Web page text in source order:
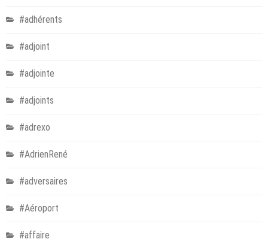
#adhérents
#adjoint
#adjointe
#adjoints
#adrexo
#AdrienRené
#adversaires
#Aéroport
#affaire